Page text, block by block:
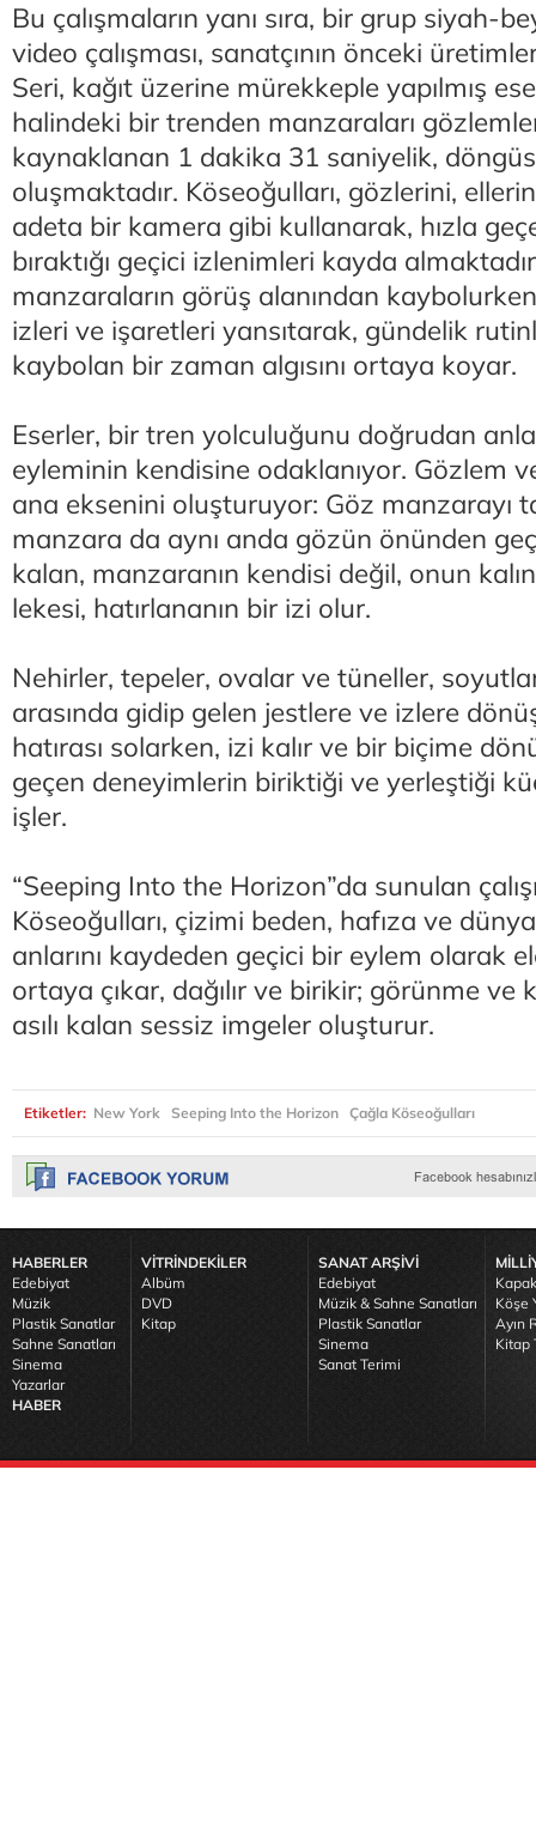
Bu çalışmaların yanı sıra, bir grup siyah-
video çalışması, sanatçının önceki
Seri, kağıt üzerine mürekkeple yapılmış
halindeki bir trenden manzaraları
kaynaklanan 1 dakika 31 saniyelik,
oluşmaktadır. Köseoğulları, gözlerini,
adeta bir kamera gibi kullanarak, hızla
bıraktığı geçici izlenimleri kayda
manzaraların görüş alanından kaybolurken
izleri ve işaretleri yansıtarak, gündelik
kaybolan bir zaman algısını ortaya koyar.
Eserler, bir tren yolculuğunu doğrudan
eyleminin kendisine odaklanıyor. Gözlem
ana eksenini oluşturuyor: Göz manzarayı
manzara da aynı anda gözün önünden
kalan, manzaranın kendisi değil, onun
lekesi, hatırlananın bir izi olur.
Nehirler, tepeler, ovalar ve tüneller,
arasında gidip gelen jestlere ve izlere
hatırası solarken, izi kalır ve bir biçime
geçen deneyimlerin biriktiği ve yerleştiği
işler.
“Seeping Into the Horizon”da sunulan
Köseoğulları, çizimi beden, hafıza ve
anlarını kaydeden geçici bir eylem olarak
ortaya çıkar, dağılır ve birikir; görünme ve
asılı kalan sessiz imgeler oluşturur.
Etiketler: New York Seeping Into the Horizon Çağla Köseoğulları
HABERLER
Edebiyat
Müzik
Plastik Sanatlar
Sahne Sanatları
Sinema
Yazarlar
HABER
VİTRİNDEKİLER
Albüm
DVD
Kitap
SANAT ARŞİVİ
Edebiyat
Müzik & Sahne Sanatları
Plastik Sanatlar
Sinema
Sanat Terimi
Köşe
Ayın
Kitap